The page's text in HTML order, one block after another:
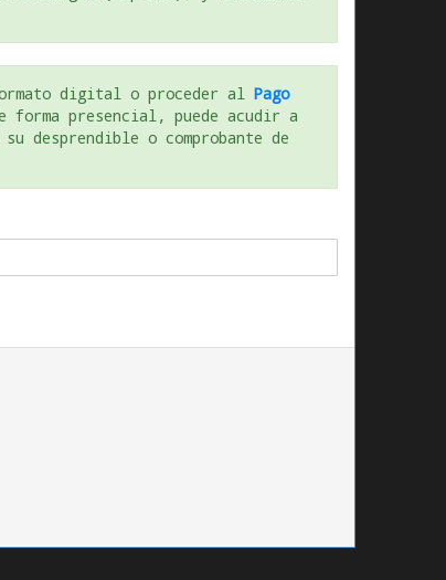
digital o proceder alPago
presencial, puede acudir a
desprendible o comprobante de